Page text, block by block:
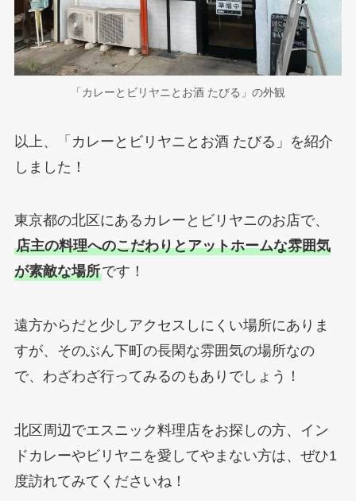
「カレーとビリヤニとお酒 たびる」の外観
以上、「カレーとビリヤニとお酒 たびる」を紹介
しました！
東京都の北区にあるカレーとビリヤニのお店で、
店主の料理へのこだわりとアットホームな雰囲気
が素敵な場所です！
遠方からだと少しアクセスしにくい場所にありま
すが、そのぶん下町の長閑な雰囲気の場所なの
で、わざわざ行ってみるのもありでしょう！
北区周辺でエスニック料理店をお探しの方、イン
ドカレーやビリヤニを愛してやまない方は、ぜひ1
度訪れてみてくださいね！